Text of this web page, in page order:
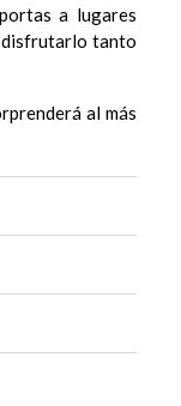
a lugares
disfrutarlo tanto
al más